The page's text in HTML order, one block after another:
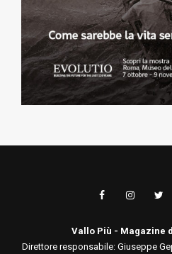
Vallo Più - Magazine
Direttore responsabile: Giuseppe